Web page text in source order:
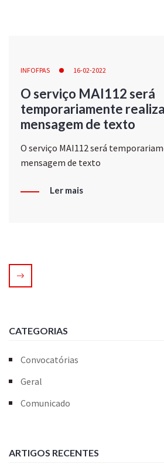
INFOFPAS 16-02-2022
O serviço MAI112 será
temporariamente
mensagem de texto
O serviço MAI112 será
mensagem de texto
Ler mais
CATEGORIAS
Convocatórias
Geral
Comunicado
ARTIGOS RECENTES